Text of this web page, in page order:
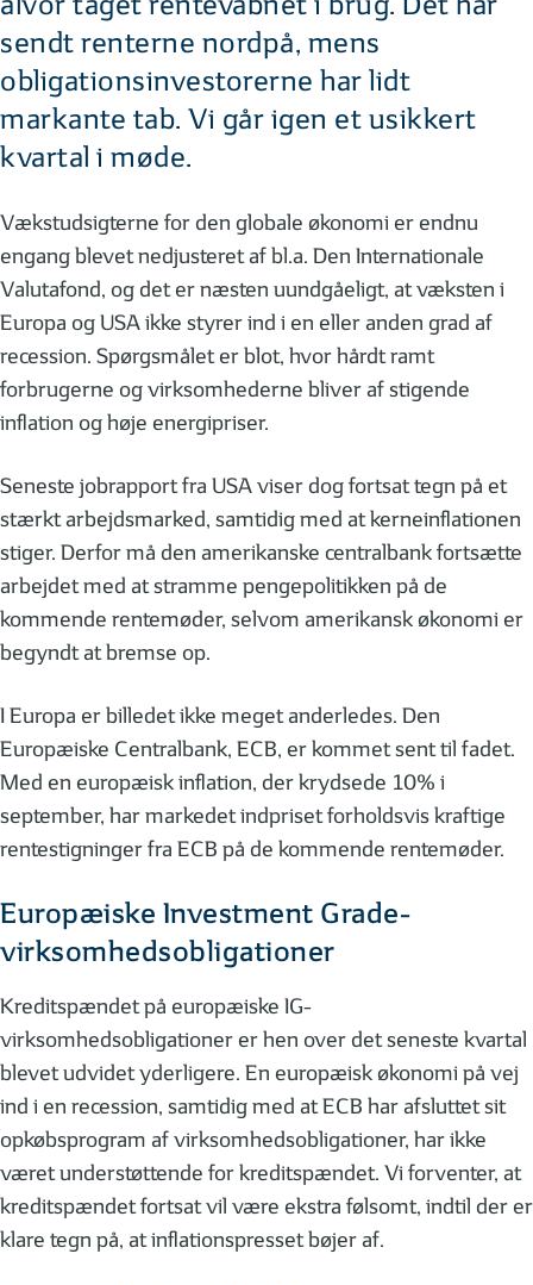
sendt renterne nordpå, mens
obligationsinvestorerne har lidt
markante tab. Vi går igen et usikkert
kvartal i møde.
Vækstudsigterne for den globale økonomi er endnu
engang blevet nedjusteret af bl.a. Den Internationale
Valutafond, og det er næsten uundgåeligt, at væksten i
Europa og USA ikke styrer ind i en eller anden grad af
recession. Spørgsmålet er blot, hvor hårdt ramt
forbrugerne og virksomhederne bliver af stigende
inflation og høje energipriser.
Seneste jobrapport fra USA viser dog fortsat tegn på et
stærkt arbejdsmarked, samtidig med at kerneinflationen
stiger. Derfor må den amerikanske centralbank fortsætte
arbejdet med at stramme pengepolitikken på de
kommende rentemøder, selvom amerikansk økonomi er
begyndt at bremse op.
I Europa er billedet ikke meget anderledes. Den
Europæiske Centralbank, ECB, er kommet sent til fadet.
Med en europæisk inflation, der krydsede 10% i
september, har markedet indpriset forholdsvis kraftige
rentestigninger fra ECB på de kommende rentemøder.
Europæiske Investment Grade-
virksomhedsobligationer
Kreditspændet på europæiske IG-
virksomhedsobligationer er hen over det seneste kvartal
blevet udvidet yderligere. En europæisk økonomi på vej
ind i en recession, samtidig med at ECB har afsluttet sit
opkøbsprogram af virksomhedsobligationer, har ikke
været understøttende for kreditspændet. Vi forventer, at
kreditspændet fortsat vil være ekstra følsomt, indtil der er
klare tegn på, at inflationspresset bøjer af.